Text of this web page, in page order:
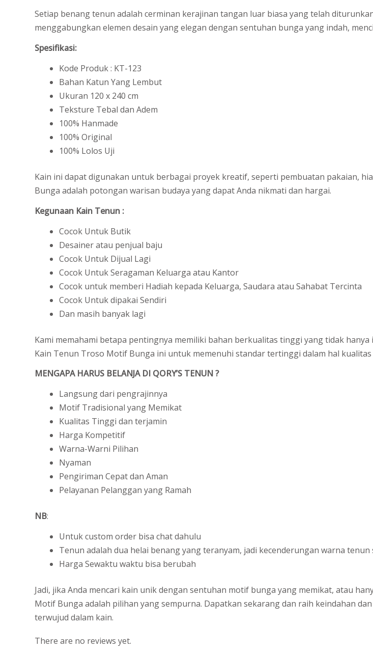
Setiap benang tenun adalah cerminan kerajinan tangan luar biasa yang telah
menggabungkan elemen desain yang elegan dengan sentuhan bunga yang indah,
Spesifikasi:
Kode Produk : KT-123
Bahan Katun Yang Lembut
Ukuran 120 x 240 cm
Teksture Tebal dan Adem
100% Hanmade
100% Original
100% Lolos Uji
Kain ini dapat digunakan untuk berbagai proyek kreatif, seperti pembuatan pakaian,
Bunga adalah potongan warisan budaya yang dapat Anda nikmati dan hargai.
Kegunaan Kain Tenun :
Cocok Untuk Butik
Desainer atau penjual baju
Cocok Untuk Dijual Lagi
Cocok Untuk Seragaman Keluarga atau Kantor
Cocok untuk memberi Hadiah kepada Keluarga, Saudara atau Sahabat Tercinta
Cocok Untuk dipakai Sendiri
Dan masih banyak lagi
Kami memahami betapa pentingnya memiliki bahan berkualitas tinggi yang tidak
Kain Tenun Troso Motif Bunga ini untuk memenuhi standar tertinggi dalam hal kualitas
MENGAPA HARUS BELANJA DI QORY’S TENUN ?
Langsung dari pengrajinnya
Motif Tradisional yang Memikat
Kualitas Tinggi dan terjamin
Harga Kompetitif
Warna-Warni Pilihan
Nyaman
Pengiriman Cepat dan Aman
Pelayanan Pelanggan yang Ramah
NB:
Untuk custom order bisa chat dahulu
Tenun adalah dua helai benang yang teranyam, jadi kecenderungan warna
Harga Sewaktu waktu bisa berubah
Jadi, jika Anda mencari kain unik dengan sentuhan motif bunga yang memikat, atau
Motif Bunga adalah pilihan yang sempurna. Dapatkan sekarang dan raih keindahan
terwujud dalam kain.
There are no reviews yet.